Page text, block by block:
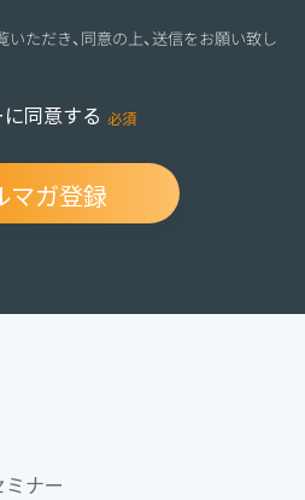
いただき、同意の上、送信をお願い致し
同意する
ミナー